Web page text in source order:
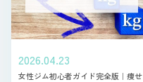
2026.04.23
女性ジム初心者ガイド完全版｜痩せ